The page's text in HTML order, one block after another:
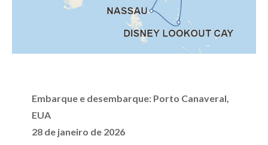
Embarque e desembarque: Porto Canaveral,
EUA
28 de janeiro de 2026